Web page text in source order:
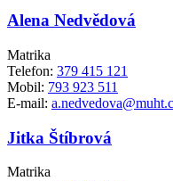
Alena Nedvědová
Matrika
Telefon: 379 415 121
Mobil: 793 923 511
E-mail:
Jitka Štíbrová
Matrika